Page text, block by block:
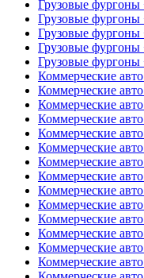
Грузовые фургоны
Грузовые фургоны
Грузовые фургоны
Грузовые фургоны
Грузовые фургоны
Коммерческие
Коммерческие
Коммерческие
Коммерческие
Коммерческие
Коммерческие
Коммерческие
Коммерческие
Коммерческие
Коммерческие
Коммерческие
Коммерческие
Коммерческие
Коммерческие